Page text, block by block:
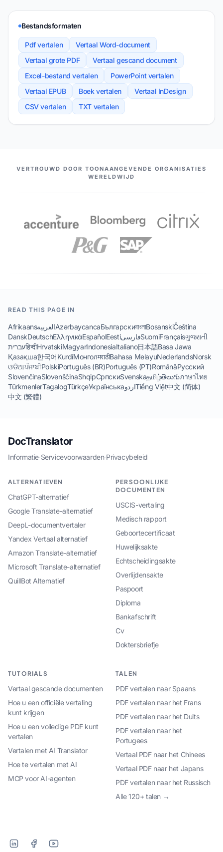
Bestandsformaten
Pdf vertalen
Vertaal Word-document
Vertaal grote PDF
Vertaal gescand document
Excel-bestand vertalen
PowerPoint vertalen
Vertaal EPUB
Boek vertalen
Vertaal InDesign
CSV vertalen
TXT vertalen
ONZE PARTNERS
VERTROUWD DOOR TOONAANGEVENDE ORGANISATIES
WERELDWIJD
READ THIS PAGE IN
AfrikaansالعربيةAzərbaycancaБългарскиবাংলাBosanskiČeština
DanskDeutschΕλληνικάEspañolEestiفارسیSuomiFrançaisગુજરાતી
עבריתहिन्दीHrvatskiMagyarIndonesiaItaliano日本語Basa Jawa
Қазақша한국어KurdîМонголमराठीBahasa MelayuNederlandsNorsk
ଓଡିଆਪੰਜਾਬੀPolskiPortuguês (BR)Português (PT)RomânăРусский
SlovenčinaSlovenščinaShqipСрпскиSvenskaதமிழ்తెలుగుภาษาไทย
TürkmenlerTagalogTürkçeУкраїнськаاردوTiếng Việt中文 (简体)
中文 (繁體)
DocTranslator
Informatie·Servicevoorwaarden·Privacybeleid
ALTERNATIEVEN
ChatGPT-alternatief
Google Translate-alternatief
DeepL-documentvertaler
Yandex Vertaal alternatief
Amazon Translate-alternatief
Microsoft Translate-alternatief
QuillBot Alternatief
PERSOONLIJKE
DOCUMENTEN
USCIS-vertaling
Medisch rapport
Geboortecertificaat
Huwelijksakte
Echtscheidingsakte
Overlijdensakte
Paspoort
Diploma
Bankafschrift
Cv
Doktersbriefje
TUTORIALS
Vertaal gescande documenten
Hoe u een officiële vertaling
kunt krijgen
Hoe u een volledige PDF kunt
vertalen
Vertalen met AI Translator
Hoe te vertalen met AI
MCP voor AI-agenten
TALEN
PDF vertalen naar Spaans
PDF vertalen naar het Frans
PDF vertalen naar het Duits
PDF vertalen naar het
Portugees
Vertaal PDF naar het Chinees
Vertaal PDF naar het Japans
PDF vertalen naar het Russisch
Alle 120+ talen →